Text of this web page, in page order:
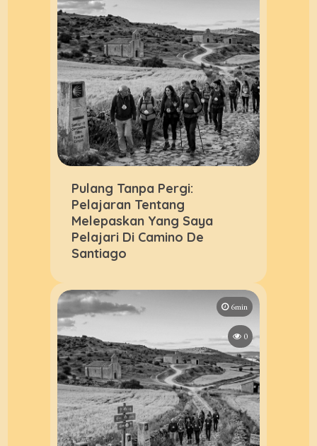
Pulang Tanpa Pergi:
Pelajaran Tentang
Melepaskan Yang Saya
Pelajari Di Camino De
Santiago
6min
0